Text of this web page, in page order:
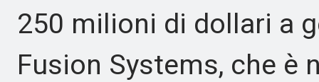
250 milioni di dollari a
Fusion Systems, che è